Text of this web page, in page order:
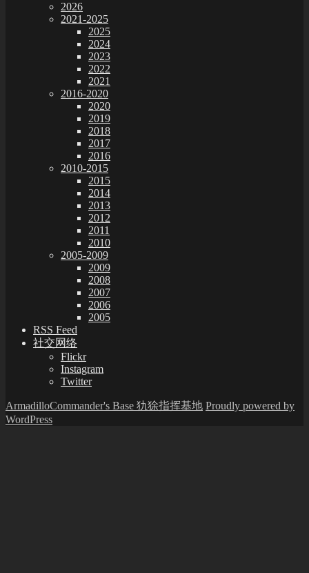
2026
2021-2025
2025
2024
2023
2022
2021
2016-2020
2020
2019
2018
2017
2016
2010-2015
2015
2014
2013
2012
2011
2010
2005-2009
2009
2008
2007
2006
2005
RSS Feed
社交网络
Flickr
Instagram
Twitter
ArmadilloCommander's Base 犰狳指挥基地 Proudly powered by
WordPress